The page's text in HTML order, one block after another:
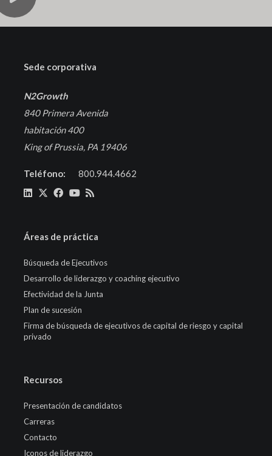
Sede corporativa
N2Growth
840 Primera Avenida
habitación 400
King of Prussia, PA 19406
Teléfono: 800.944.4662
Áreas de práctica
Búsqueda de Ejecutivos
Desarrollo de liderazgo y coaching ejecutivo
Efectividad de la Junta
Plan de sucesión
Firma de búsqueda de ejecutivos de capital de riesgo y capital
privado
Recursos
Presentación de candidatos
Carreras
Contacto
Iconos de liderazgo